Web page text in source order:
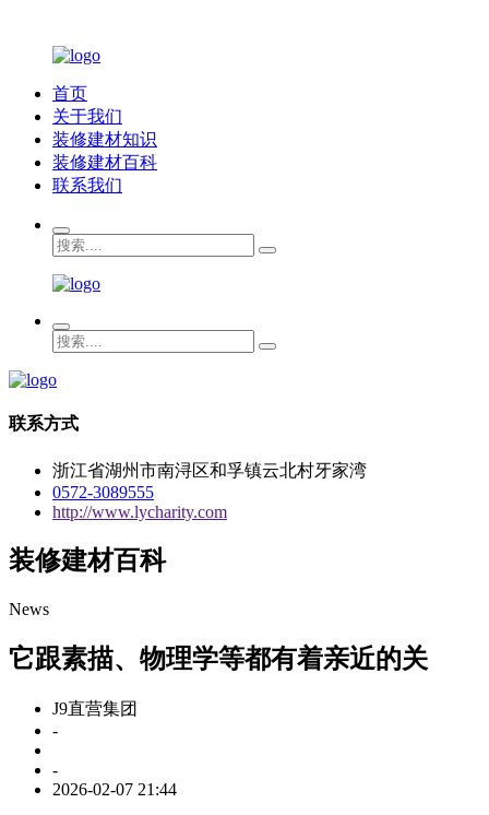
首页
关于我们
装修建材知识
装修建材百科
联系我们
联系方式
浙江省湖州市南浔区和孚镇云北村牙家湾
0572-3089555
http://www.lycharity.com
装修建材百科
News
它跟素描、物理学等都有着亲近的关
J9直营集团
-
-
2026-02-07 21:44